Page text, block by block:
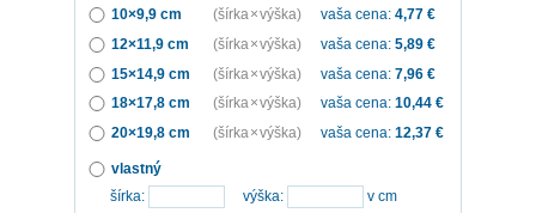
10×9,9 cm (šírka × výška) vaša cena: 4,77 €
12×11,9 cm
(šírka × výška) vaša cena: 5,89 €
15×14,9 cm
(šírka × výška) vaša cena: 7,96 €
18×17,8 cm
(šírka × výška) vaša cena: 10,44 €
20×19,8 cm
(šírka × výška) vaša cena: 12,37 €
vlastný
šírka:
výška:
v cm